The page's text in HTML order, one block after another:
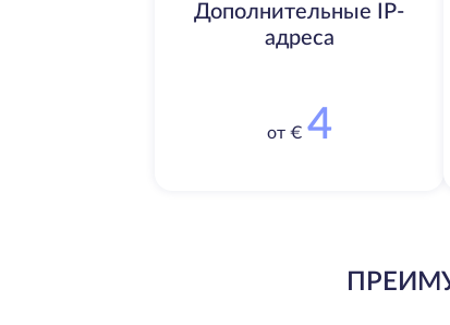
Дополнительные IP-
адреса
от € 4